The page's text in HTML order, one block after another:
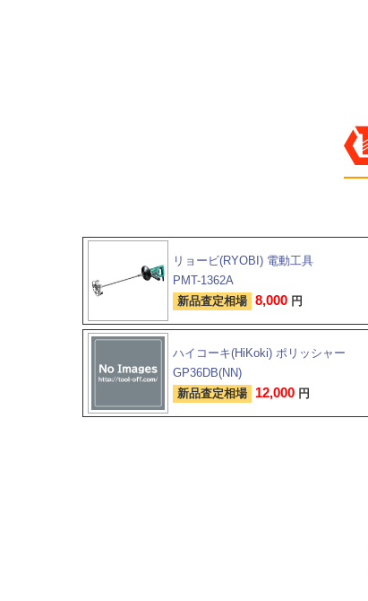
リョービ(RYOBI) 電動工具
PMT-1362A
新品査定相場 8,000 円
ハイコーキ(HiKoki) ポリッシャー
GP36DB(NN)
新品査定相場 12,000 円